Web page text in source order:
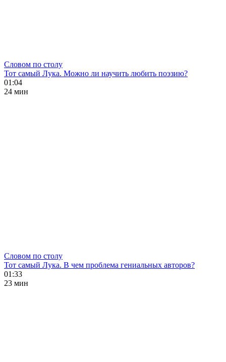
Словом по столу
Тот самый Лука. Можно ли научить любить поэзию?
01:04
24 мин
Словом по столу
Тот самый Лука. В чем проблема гениальных авторов?
01:33
23 мин